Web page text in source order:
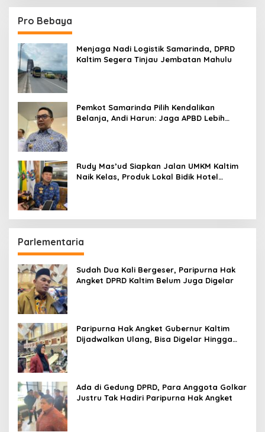
Pro Bebaya
Menjaga Nadi Logistik Samarinda, DPRD
Kaltim Segera Tinjau Jembatan Mahulu
Pemkot Samarinda Pilih Kendalikan
Belanja, Andi Harun: Jaga APBD Lebih
Rudy Mas’ud Siapkan Jalan UMKM Kaltim
Naik Kelas, Produk Lokal Bidik Hotel
Parlementaria
Sudah Dua Kali Bergeser, Paripurna Hak
Angket DPRD Kaltim Belum Juga Digelar
Paripurna Hak Angket Gubernur Kaltim
Dijadwalkan Ulang, Bisa Digelar Hingga
Ada di Gedung DPRD, Para Anggota Golkar
Justru Tak Hadiri Paripurna Hak Angket